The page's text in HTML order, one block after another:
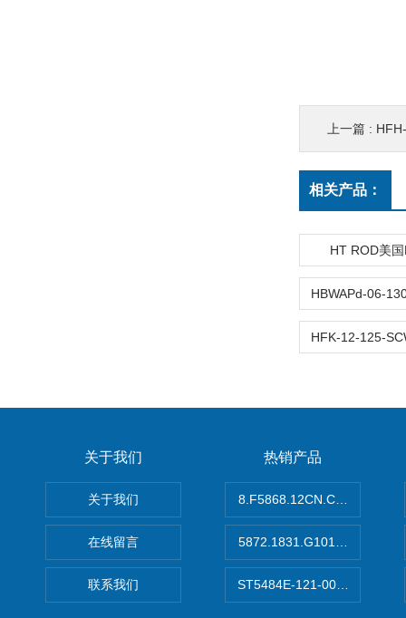
上一篇 : HFH-
相关产品：
HT ROD美
关于我们
关于我们
在线留言
联系我们
热销产品
8.F5868.12CN.C122德国
5872.1831.G101德国库伯勒
ST5484E-121-0032-00美国